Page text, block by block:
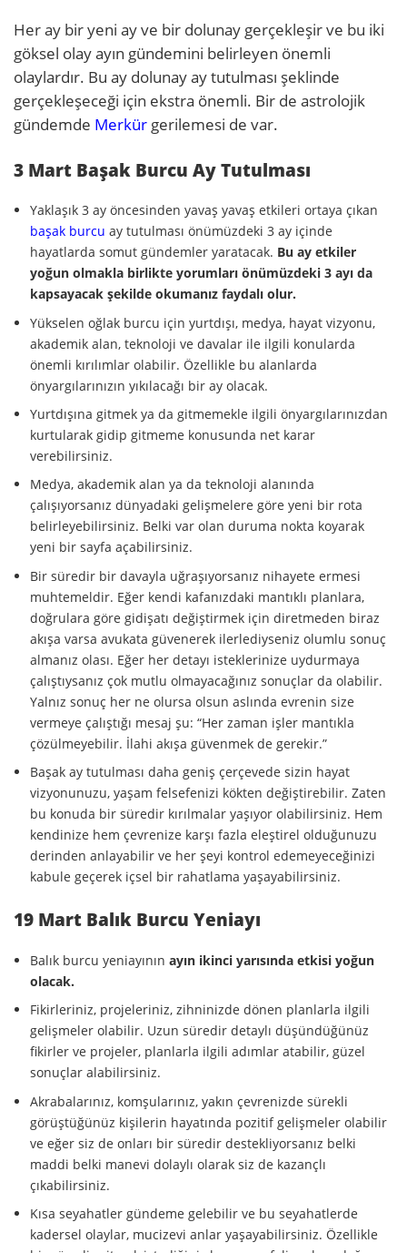
Her ay bir yeni ay ve bir dolunay gerçekleşir ve bu iki
göksel olay ayın gündemini belirleyen önemli
olaylardır. Bu ay dolunay ay tutulması şeklinde
gerçekleşeceği için ekstra önemli. Bir de astrolojik
gündemde Merkür gerilemesi de var.
3 Mart Başak Burcu Ay Tutulması
Yaklaşık 3 ay öncesinden yavaş yavaş etkileri ortaya çıkan
başak burcu ay tutulması önümüzdeki 3 ay içinde
hayatlarda somut gündemler yaratacak. Bu ay etkiler
yoğun olmakla birlikte yorumları önümüzdeki 3 ayı da
kapsayacak şekilde okumanız faydalı olur.
Yükselen oğlak burcu için yurtdışı, medya, hayat vizyonu,
akademik alan, teknoloji ve davalar ile ilgili konularda
önemli kırılımlar olabilir. Özellikle bu alanlarda
önyargılarınızın yıkılacağı bir ay olacak.
Yurtdışına gitmek ya da gitmemekle ilgili önyargılarınızdan
kurtularak gidip gitmeme konusunda net karar
verebilirsiniz.
Medya, akademik alan ya da teknoloji alanında
çalışıyorsanız dünyadaki gelişmelere göre yeni bir rota
belirleyebilirsiniz. Belki var olan duruma nokta koyarak
yeni bir sayfa açabilirsiniz.
Bir süredir bir davayla uğraşıyorsanız nihayete ermesi
muhtemeldir. Eğer kendi kafanızdaki mantıklı planlara,
doğrulara göre gidişatı değiştirmek için diretmeden biraz
akışa varsa avukata güvenerek ilerlediyseniz olumlu sonuç
almanız olası. Eğer her detayı isteklerinize uydurmaya
çalıştıysanız çok mutlu olmayacağınız sonuçlar da olabilir.
Yalnız sonuç her ne olursa olsun aslında evrenin size
vermeye çalıştığı mesaj şu: “Her zaman işler mantıkla
çözülmeyebilir. İlahi akışa güvenmek de gerekir.”
Başak ay tutulması daha geniş çerçevede sizin hayat
vizyonunuzu, yaşam felsefenizi kökten değiştirebilir. Zaten
bu konuda bir süredir kırılmalar yaşıyor olabilirsiniz. Hem
kendinize hem çevrenize karşı fazla eleştirel olduğunuzu
derinden anlayabilir ve her şeyi kontrol edemeyeceğinizi
kabule geçerek içsel bir rahatlama yaşayabilirsiniz.
19 Mart Balık Burcu Yeniayı
Balık burcu yeniayınınayın ikinci yarısında etkisi yoğun
olacak.
Fikirleriniz, projeleriniz, zihninizde dönen planlarla ilgili
gelişmeler olabilir. Uzun süredir detaylı düşündüğünüz
fikirler ve projeler, planlarla ilgili adımlar atabilir, güzel
sonuçlar alabilirsiniz.
Akrabalarınız, komşularınız, yakın çevrenizde sürekli
görüştüğünüz kişilerin hayatında pozitif gelişmeler olabilir
ve eğer siz de onları bir süredir destekliyorsanız belki
maddi belki manevi dolaylı olarak siz de kazançlı
çıkabilirsiniz.
Kısa seyahatler gündeme gelebilir ve bu seyahatlerde
kadersel olaylar, mucizevi anlar yaşayabilirsiniz. Özellikle